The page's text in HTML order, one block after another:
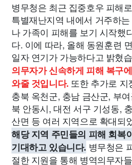
병무청은 최근 집중호우 피해
특별재난지역 내에서 거주하
나 가족이 피해를 보기 시작했
다. 이에 따라, 올해 동원훈련
일자 연기가 가능하다고 밝혔
의무자가 신속하게 피해 복구
와줄 것입니다. 또한 추가로
충북 옥천군, 충남 금산군, 부
북 안동시, 대전 서구 기성동,
산면 등 여러 지역으로 확대되
해당 지역 주민들의 피해 회복
기대하고 있습니다. 병무청은
절한 지원을 통해 병역의무자